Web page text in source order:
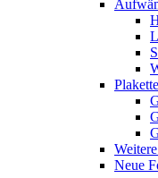
Neue